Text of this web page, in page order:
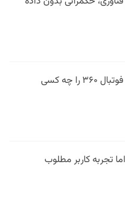
فیلتر در وقت اضافه؛ فوتبال ۳۶۰ را چه کسی
تجربه کاربر مطلوب